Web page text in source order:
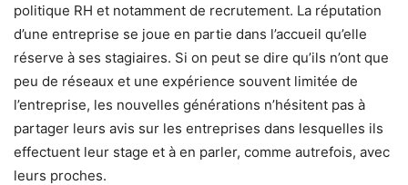
politique RH et notamment de recrutement. La réputation
d’une entreprise se joue en partie dans l’accueil qu’elle
réserve à ses stagiaires. Si on peut se dire qu’ils n’ont que
peu de réseaux et une expérience souvent limitée de
l’entreprise, les nouvelles générations n’hésitent pas à
partager leurs avis sur les entreprises dans lesquelles ils
effectuent leur stage et à en parler, comme autrefois, avec
leurs proches.